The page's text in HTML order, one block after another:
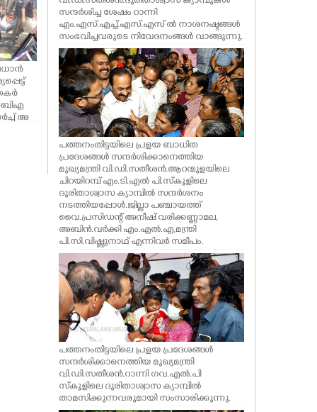
ബിഎ
അ
സന്ദർശിച്ച ശേഷം റാന്നി
എം.എസ്.എച്ച്.എസ്.എസ് ൽ നാശനഷ്ടങ്ങൾ
സംഭവിച്ചവരുടെ നിവേദനംങ്ങൾ വാങ്ങുന്നു.
പത്തനംതിട്ടയിലെ പ്രളയ ബാധിത
പ്രദേശങ്ങൾ സന്ദർശിക്കാനെത്തിയ
മുഖ്യമന്ത്രി വി.ഡി.സതീശൻ.ആറന്മുളയിലെ
ചിറയിറമ്പ് എം.ടി.എൽ പി.സ്കൂളിലെ
ദുരിതാശ്വാസ ക്യാമ്പിൽ സന്ദർശനം
നടത്തിയപ്പോൾ.ജില്ലാ പഞ്ചായത്ത്
വൈ.പ്രസിഡന്റ് അനീഷ് വരിക്കണ്ണാമല,
അബിൻ.വർക്കി എം.എൽ.എ,മന്ത്രി
പി.സി.വിഷ്ണുനാഥ് എന്നിവർ സമീപം.
പത്തനംതിട്ടയിലെ പ്രളയ പ്രദേശങ്ങൾ
സന്ദർശിക്കാനെത്തിയ മുഖ്യമന്ത്രി
വി.ഡി.സതീശൻ.റാന്നി ഗവ.എൽ.പി
സ്കൂളിലെ ദുരിതാശ്വാസ ക്യാമ്പിൽ
താമസിക്കുന്നവരുമായി സംസാരിക്കുന്നു.